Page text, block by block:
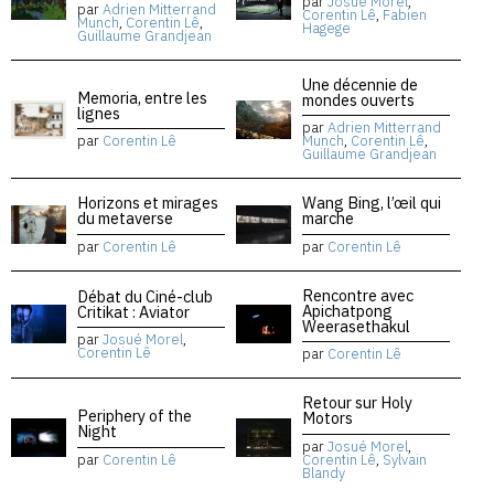
parAdrien Mitterrand
Munch, Corentin Lê,
Guillaume Grandjean
Corentin Lê, Fabien
Hagege
Memoria, entre les
lignes
par Corentin Lê
Une décennie de
mondes ouverts
parAdrien Mitterrand
Munch, Corentin Lê,
Guillaume Grandjean
Horizons et mirages
du metaverse
par Corentin Lê
Wang Bing, l’œil qui
marche
par Corentin Lê
Débat du Ciné-club
Critikat : Aviator
parJosué Morel,
Corentin Lê
Rencontre avec
Apichatpong
Weerasethakul
par Corentin Lê
Periphery of the
Night
par Corentin Lê
Retour sur Holy
Motors
parJosué Morel,
Corentin Lê, Sylvain
Blandy